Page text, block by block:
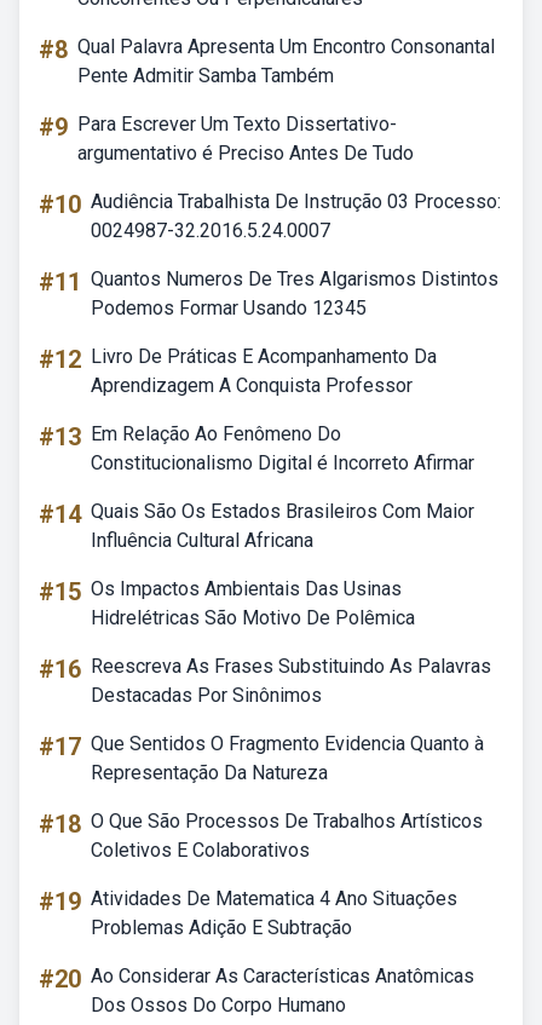
#8 Qual Palavra Apresenta Um Encontro Consonantal
Pente Admitir Samba Também
#9 Para Escrever Um Texto Dissertativo-
argumentativo é Preciso Antes De Tudo
#10 Audiência Trabalhista De Instrução 03 Processo:
0024987-32.2016.5.24.0007
#11 Quantos Numeros De Tres Algarismos Distintos
Podemos Formar Usando 12345
#12 Livro De Práticas E Acompanhamento Da
Aprendizagem A Conquista Professor
#13 Em Relação Ao Fenômeno Do
Constitucionalismo Digital é Incorreto Afirmar
#14 Quais São Os Estados Brasileiros Com Maior
Influência Cultural Africana
#15 Os Impactos Ambientais Das Usinas
Hidrelétricas São Motivo De Polêmica
#16 Reescreva As Frases Substituindo As Palavras
Destacadas Por Sinônimos
#17 Que Sentidos O Fragmento Evidencia Quanto à
Representação Da Natureza
#18 O Que São Processos De Trabalhos Artísticos
Coletivos E Colaborativos
#19 Atividades De Matematica 4 Ano Situações
Problemas Adição E Subtração
#20 Ao Considerar As Características Anatômicas
Dos Ossos Do Corpo Humano